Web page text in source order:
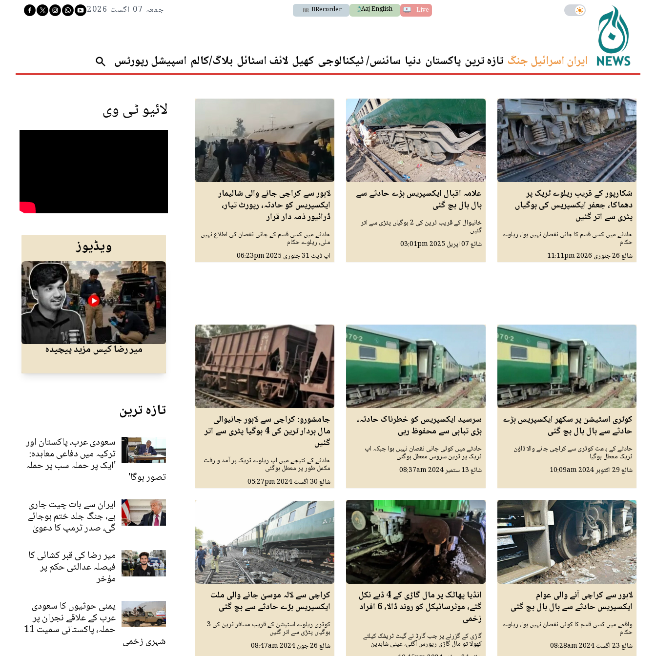
Live
Aaj English
BRecorder جمعہ 07 اگست 2026
ایران اسرائیل جنگ تازہ ترین پاکستان دنیا سائنس/ ٹیکنالوجی کھیل لائف اسٹائل بلاگ/کالم اسپیشل رپورٹس
شکارپور کے قریب ریلوے ٹریک پر
دھماکا، جعفر ایکسپریس کی بوگیاں
پٹری سے اتر گئیں
حادثے میں کسی قسم کا جانی نقصان نہیں ہوا، ریلوے
حکام
شائع26 جنوری 2026 11:11pm
علامہ اقبال ایکسپریس بڑے حادثے سے
بال بال بچ گئی
خانیوال کے قریب ٹرین کی 2 بوگیاں پٹڑی سے اتر
گئیں
شائع07 اپريل 2025 03:01pm
لاہور سے کراچی جانے والی شالیمار
ایکسپریس کو حادثہ، رپورٹ تیار،
ڈرائیور ذمہ دار قرار
حادثے میں کسی قسم کے جانی نقصان کی اطلاع نہیں
ملی، ریلوے حکام
اپ ڈیٹ 31 جنوری 2025 06:23pm
کوٹری اسٹیشن پر سکھر ایکسپریس بڑے
حادثے سے بال بال بچ گئی
حادثے کے باعث کوٹری سے کراچی جانے والا ڈاؤن
ٹریک معطل ہوگیا
شائع29 اکتوبر 2024 10:09am
سرسید ایکسپریس کو خطرناک حادثہ،
بڑی تباہی سے محفوظ رہی
حادثے میں کوئی جانی نقصان نہیں ہوا جبکہ اپ
ٹریک پر ٹرین سروس معطل ہوگئی
شائع13 ستمبر 2024 08:37am
جامشورو: کراچی سے لاہور جانیوالی
مال بردار ٹرین کی 4 بوگیا پٹری سے اتر
گئیں
حادثے کے نتیجے میں اپ ریلوے ٹریک پر آمد و رفت
مکمل طور پر معطل ہوگئی
شائع30 اگست 2024 05:27pm
لاہور سے کراچی آنے والی عوام
ایکسپریس حادثے سے بال بال بچ گئی
واقعے میں کسی قسم کا کوئی نقصان نہیں ہوا، ریلوے
حکام
شائع23 اگست 2024 08:28am
انڈیا پھاٹک پر مال گاڑی کے 4 ڈبے نکل
گئے، موٹرسائیکل کو روند ڈالا، 6 افراد
زخمی
گاڑی کے گزرنے پر جب گارڈ نے گیٹ ٹریفک کیلئے
کھولا تو مال گاڑی ریورس آگئی، عینی شاہدین
کراچی سے لالہ موسیٰ جانے والی ملت
ایکسپریس بڑے حادثے سے بچ گئی
کوٹری ریلوے اسٹیشن کے قریب مسافر ٹرین کی 3
بوگیاں پٹڑی سے اتر گئیں
شائع26 جون 2024 08:47am
لائیو ٹی وی
ویڈیوز
میر رضا کیس مزید پیچیدہ
تازہ ترین
سعودی عرب، پاکستان اور
ترکیہ میں دفاعی معاہدہ:
'ایک پر حملہ سب پر حملہ
تصور ہوگا'
ایران سے بات چیت جاری
ہے، جنگ جلد ختم ہوجائے
گی، صدر ٹرمپ کا دعویٰ
میر رضا کی قبر کشائی کا
فیصلہ عدالتی حکم پر
مؤخر
یمنی حوثیوں کا سعودی
عرب کے علاقے نجران پر
حملہ، پاکستانی سمیت 11
شہری زخمی